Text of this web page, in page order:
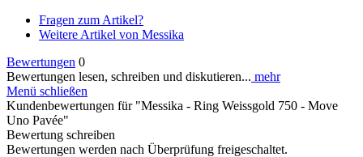
Fragen zum Artikel?
Weitere Artikel von Messika
Bewertungen 0
Bewertungen lesen, schreiben und diskutieren... mehr
Menü schließen
Kundenbewertungen für "Messika - Ring Weissgold 750 - Move
Uno Pavée"
Bewertung schreiben
Bewertungen werden nach Überprüfung freigeschaltet.